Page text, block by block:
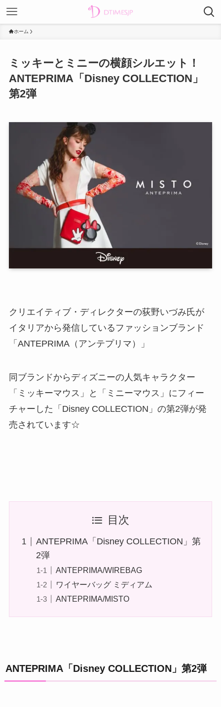
ホーム
ミッキーとミニーの横顔シルエット！
ANTEPRIMA「Disney COLLECTION」
第2弾
クリエイティブ・ディレクターの荻野いづみ氏が
イタリアから発信しているファッションブランド
「ANTEPRIMA（アンテプリマ）」
同ブランドからディズニーの人気キャラクター
「ミッキーマウス」と「ミニーマウス」にフィー
チャーした「Disney COLLECTION」の第2弾が発
売されています☆
目次
ANTEPRIMA「Disney COLLECTION」第
2弾
ANTEPRIMA/WIREBAG
ワイヤーバッグ ミディアム
ANTEPRIMA/MISTO
ANTEPRIMA「Disney COLLECTION」第2弾